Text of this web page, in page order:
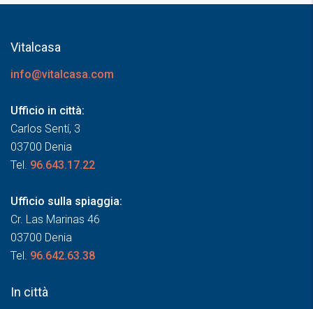
Vitalcasa
info@vitalcasa.com
Ufficio in città:
Carlos Sentí, 3
03700 Denia
Tel. 96.643.17.22
Ufficio sulla spiaggia:
Cr. Las Marinas 46
03700 Denia
Tel. 96.642.63.38
In città